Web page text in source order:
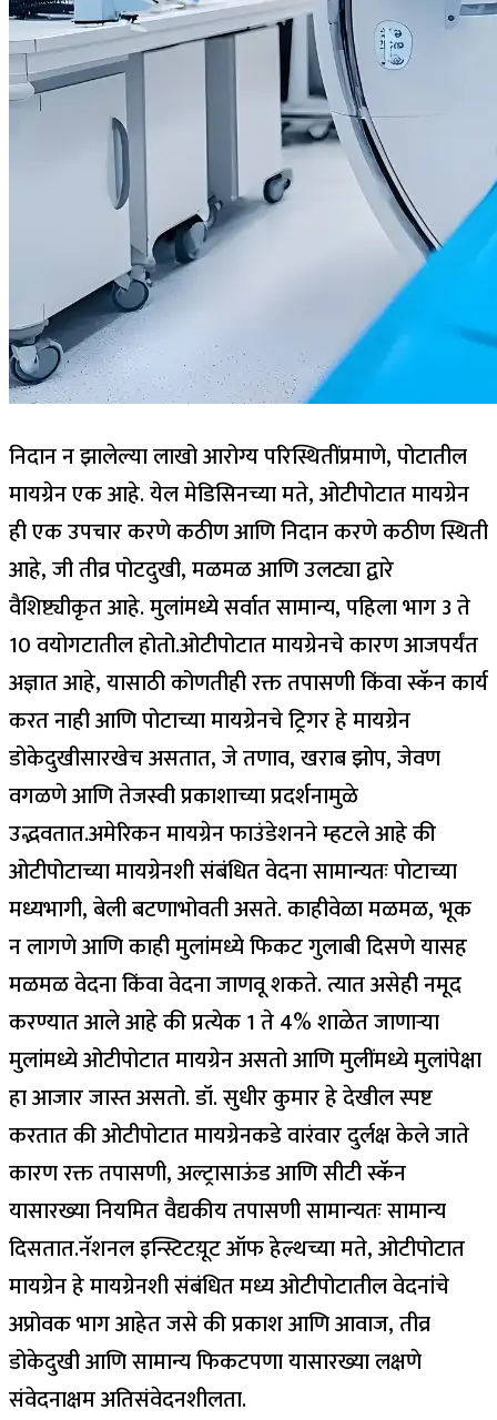
निदान न झालेल्या लाखो आरोग्य परिस्थितींप्रमाणे, पोटातील
मायग्रेन एक आहे. येल मेडिसिनच्या मते, ओटीपोटात मायग्रेन
ही एक उपचार करणे कठीण आणि निदान करणे कठीण स्थिती
आहे, जी तीव्र पोटदुखी, मळमळ आणि उलट्या द्वारे
वैशिष्ट्यीकृत आहे. मुलांमध्ये सर्वात सामान्य, पहिला भाग 3 ते
10 वयोगटातील होतो.ओटीपोटात मायग्रेनचे कारण आजपर्यंत
अज्ञात आहे, यासाठी कोणतीही रक्त तपासणी किंवा स्कॅन कार्य
करत नाही आणि पोटाच्या मायग्रेनचे ट्रिगर हे मायग्रेन
डोकेदुखीसारखेच असतात, जे तणाव, खराब झोप, जेवण
वगळणे आणि तेजस्वी प्रकाशाच्या प्रदर्शनामुळे
उद्भवतात.अमेरिकन मायग्रेन फाउंडेशनने म्हटले आहे की
ओटीपोटाच्या मायग्रेनशी संबंधित वेदना सामान्यतः पोटाच्या
मध्यभागी, बेली बटणाभोवती असते. काहीवेळा मळमळ, भूक
न लागणे आणि काही मुलांमध्ये फिकट गुलाबी दिसणे यासह
मळमळ वेदना किंवा वेदना जाणवू शकते. त्यात असेही नमूद
करण्यात आले आहे की प्रत्येक 1 ते 4% शाळेत जाणाऱ्या
मुलांमध्ये ओटीपोटात मायग्रेन असतो आणि मुलींमध्ये मुलांपेक्षा
हा आजार जास्त असतो. डॉ.सुधीर कुमार हे देखील स्पष्ट
करतात की ओटीपोटात मायग्रेनकडे वारंवार दुर्लक्ष केले जाते
कारण रक्त तपासणी, अल्ट्रासाऊंड आणि सीटी स्कॅन
यासारख्या नियमित वैद्यकीय तपासणी सामान्यतः सामान्य
दिसतात.नॅशनल इन्स्टिटय़ूट ऑफ हेल्थच्या मते, ओटीपोटात
मायग्रेन हे मायग्रेनशी संबंधित मध्य ओटीपोटातील वेदनांचे
अप्रोवक भाग आहेत जसे की प्रकाश आणि आवाज, तीव्र
डोकेदुखी आणि सामान्य फिकटपणा यासारख्या लक्षणे
संवेदनाक्षम अतिसंवेदनशीलता.